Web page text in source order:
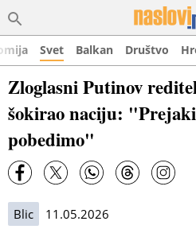
Svet Balkan Društvo
Zloglasni Putinov
šokirao naciju: "Prejaki
pobedimo"
Blic 11.05.2026